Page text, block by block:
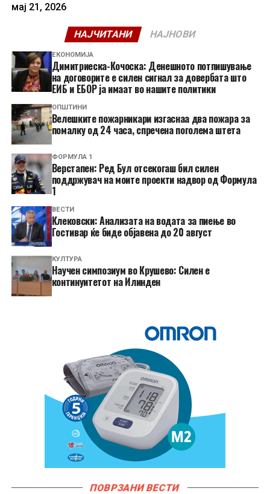
мај 21, 2026
НАЈЧИТАНИ НАЈНОВИ
ЕКОНОМИЈА
Димитриеска-Кочоска: Денешното потпишување
на договорите е силен сигнал за довербата што
ЕИБ и ЕБОР ја имаат во нашите политики
ОПШТИНИ
Велешките пожарникари изгаснаа два пожара за
помалку од 24 часа, спречена поголема штета
ФОРМУЛА 1
Верстапен: Ред Бул отсекогаш бил силен
поддржувач на моите проекти надвор од Формула
1
ВЕСТИ
Клековски: Анализата на водата за пиење во
Гостивар ќе биде објавена до 20 август
КУЛТУРА
Научен симпозиум во Крушево: Силен е
континуитетот на Илинден
ПОВРЗАНИ ВЕСТИ